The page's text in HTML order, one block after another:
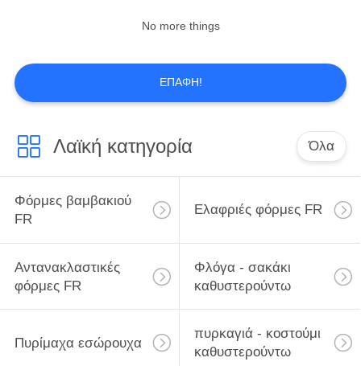
Απωθητικό ύφασμα
πετρελαίου
23
No more things
ΕΠΑΦΉ!
Λαϊκή κατηγορία Όλα
Φόρμες βαμβακιού
FR
Ελαφριές φόρμες FR
Αντανακλαστικές
φόρμες FR
Φλόγα - σακάκι
καθυστερούντω
Πυρίμαχα εσώρουχα
πυρκαγιά - κοστούμι
καθυστερούντω